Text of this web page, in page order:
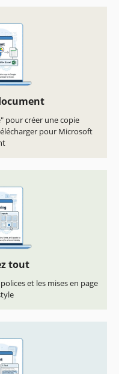
pour créer une copie
pour Microsoft
tout
et les mises en page